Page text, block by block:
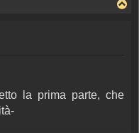
la prima parte, che